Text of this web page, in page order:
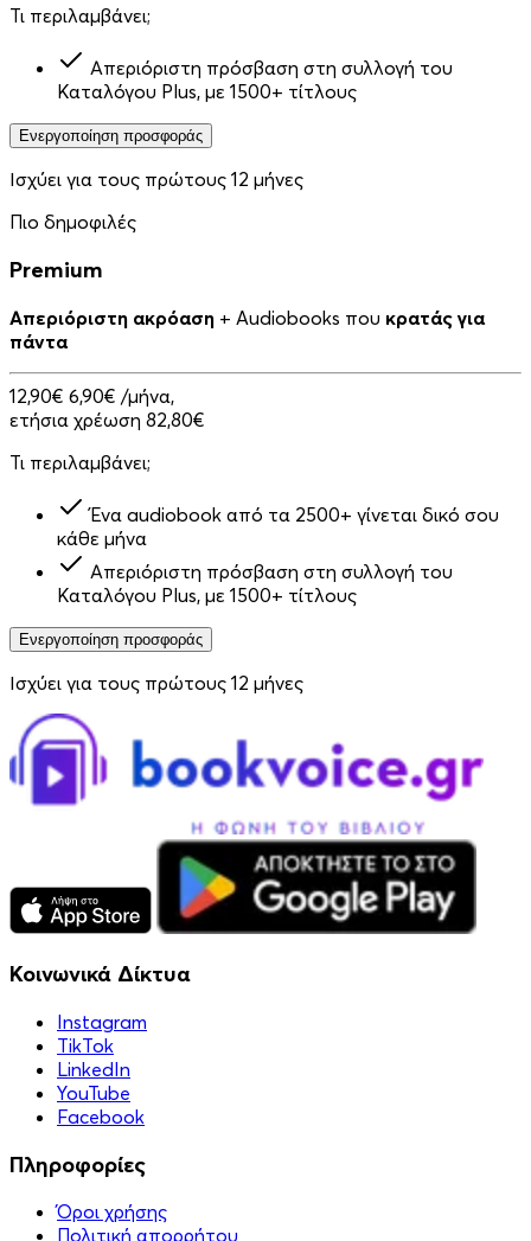
Τι περιλαμβάνει;
Απεριόριστη πρόσβαση στη συλλογή του
Καταλόγου Plus, με 1500+ τίτλους
Ενεργοποίηση προσφοράς
Ισχύει για τους πρώτους 12 μήνες
Πιο δημοφιλές
Premium
Απεριόριστη ακρόαση + Audiobooks που κρατάς για
πάντα
12,90€ 6,90€ /μήνα,
ετήσια χρέωση 82,80€
Τι περιλαμβάνει;
Ένα audiobook από τα 2500+ γίνεται δικό σου
κάθε μήνα
Απεριόριστη πρόσβαση στη συλλογή του
Καταλόγου Plus, με 1500+ τίτλους
Ενεργοποίηση προσφοράς
Ισχύει για τους πρώτους 12 μήνες
Κοινωνικά Δίκτυα
Instagram
TikTok
LinkedIn
YouTube
Facebook
Πληροφορίες
Όροι χρήσης
Πολιτική απορρήτου